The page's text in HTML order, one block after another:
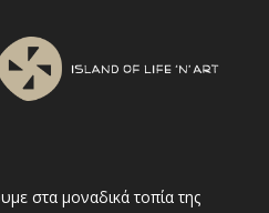
στα μοναδικά τοπία της